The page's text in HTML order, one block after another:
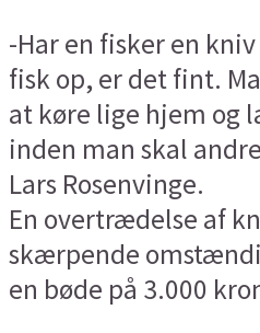
-Har en fisker en
fisk op, er det fint.
at køre lige hjem og
inden man skal
Lars Rosenvinge.
En overtrædelse af
skærpende
en bøde på 3.000